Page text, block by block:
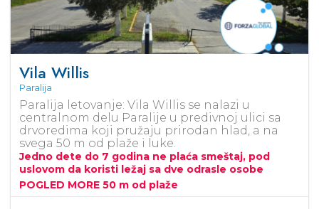
Vila Willis
Paralija
Paralija letovanje: Vila Willis se nalazi u
centralnom delu Paralije u predivnoj ulici sa
drvoredima koji pružaju prirodan hlad, a na
svega 50 m od plaže i luke.
Jedno dete do 7 godina ne plaća smeštaj, pod
uslovom da koristi ležaj sa dve odrasle osobe
POGLED MORE 50 m od plaže